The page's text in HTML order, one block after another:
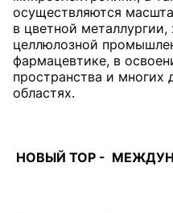
осуществляются
в цветной
целлюлозной
фармацевтике, в
пространства и многих
областях.
НОВЫЙ ТОР -